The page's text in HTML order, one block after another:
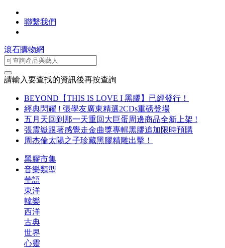
聯繫我們
滾石購物網
請輸入要查找的資訊後再按查詢
BEYOND【THIS IS LOVE I 黑膠】已經發行！
經典閃耀 ! 張學友廣東精選2CDs重磅登場
五月天回到那一天重回大巨蛋周邊商品全新上架 !
張震嶽跟著感覺走金曲獎專輯黑膠追加限時預購
周杰倫太陽之子珍藏黑膠精雕出擊！
黑膠市集
音樂類型
華語
東洋
韓樂
西洋
古典
世界
心靈